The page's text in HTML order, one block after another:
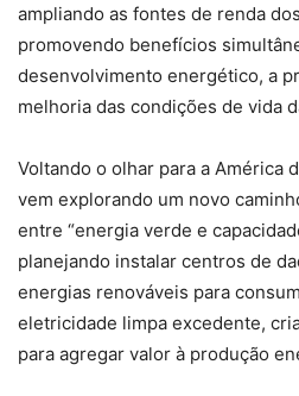
ampliando as fontes de renda
promovendo benefícios
desenvolvimento energético, a
melhoria das condições de vida
Voltando o olhar para a América
vem explorando um novo
entre “energia verde e
planejando instalar centros de
energias renováveis para
eletricidade limpa excedente,
para agregar valor à produção